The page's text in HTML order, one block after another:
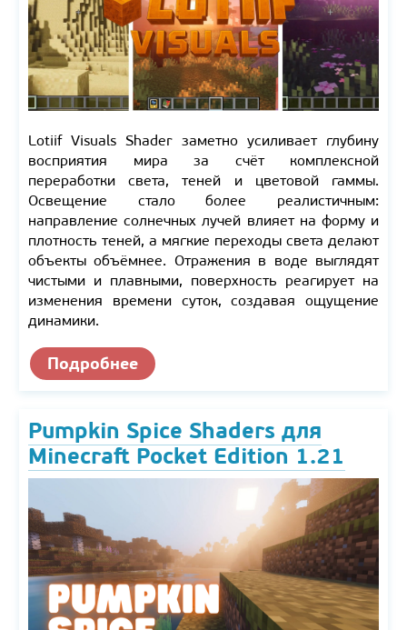
Lotiif Visuals Shader заметно усиливает глубину
восприятия мира за счёт комплексной
переработки света, теней и цветовой гаммы.
Освещение стало более реалистичным:
направление солнечных лучей влияет на форму и
плотность теней, а мягкие переходы света делают
объекты объёмнее. Отражения в воде выглядят
чистыми и плавными, поверхность реагирует на
изменения времени суток, создавая ощущение
динамики.
Подробнее
Pumpkin Spice Shaders для
Minecraft Pocket Edition 1.21